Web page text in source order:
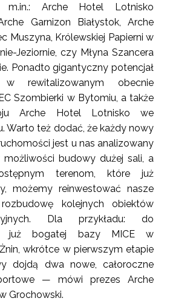
m.in.: Arche Hotel Lotnisko
Garnizon Białystok, Arche
Muszyna, Królewskiej Papierni w
Jeziornie, czy Młyna Szancera
Ponadto gigantyczny potencjał
w rewitalizowanym obecnie
Szombierki w Bytomiu, a także
Arche Hotel Lotnisko we
Warto też dodać, że każdy nowy
jest u nas analizowany
budowy dużej sali, a
terenom, które już
możemy reinwestować nasze
kolejnych obiektów
Dla przykładu: do
już bogatej bazy MICE w
wkrótce w pierwszym etapie
dojdą dwa nowe, całoroczne
— mówi prezes Arche
Grochowski.